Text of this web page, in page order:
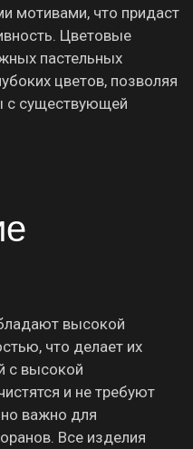
мотивами, что придаст
Цветовые
пастельных
цветов, позволяя
с существующей
высокой
что делает их
с высокой
и не требуют
важно для
Все изделия